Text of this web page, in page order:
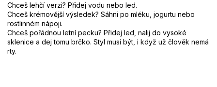
Chceš lehčí verzi? Přidej vodu nebo led.
Chceš krémovější výsledek? Sáhni po mléku, jogurtu nebo
rostlinném nápoji.
Chceš pořádnou letní pecku? Přidej led, nalij do vysoké
sklenice a dej tomu brčko. Styl musí být, i když už člověk nemá
rty.